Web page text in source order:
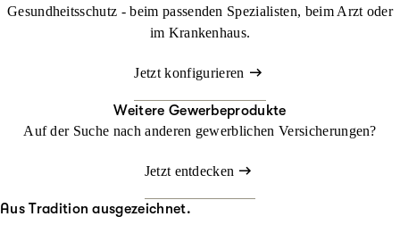
Gesundheitsschutz - beim passenden Spezialisten, beim Arzt oder
im Krankenhaus.
Jetzt konfigurieren
Weitere Gewerbeprodukte
Auf der Suche nach anderen gewerblichen Versicherungen?
Jetzt entdecken
Aus Tradition ausgezeichnet.